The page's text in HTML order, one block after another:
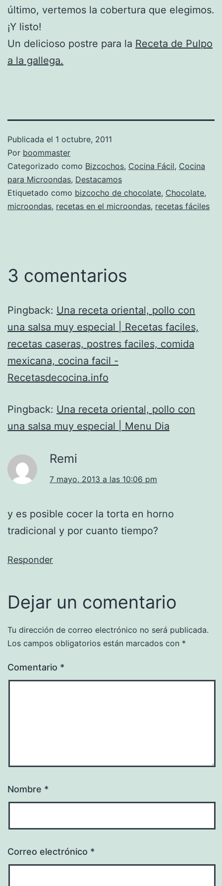
último, vertemos la cobertura que elegimos.
¡Y listo!
Un delicioso postre para la Receta de Pulpo
a la gallega.
Publicada el 1 octubre, 2011
Por boommaster
Categorizado como Bizcochos, Cocina Fácil, Cocina
para Microondas, Destacamos
Etiquetado como bizcocho de chocolate, Chocolate,
microondas, recetas en el microondas, recetas fáciles
3 comentarios
Pingback: Una receta oriental, pollo con
una salsa muy especial | Recetas faciles,
recetas caseras, postres faciles, comida
mexicana, cocina facil -
Recetasdecocina.info
Pingback: Una receta oriental, pollo con
una salsa muy especial | Menu Dia
Remi
7 mayo, 2013 a las 10:06 pm
y es posible cocer la torta en horno
tradicional y por cuanto tiempo?
Responder
Dejar un comentario
Tu dirección de correo electrónico no será publicada.
Los campos obligatorios están marcados con *
Comentario *
Nombre *
Correo electrónico *